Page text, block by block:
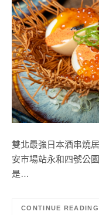
雙北最強日本酒串燒
安市場站永和四號公
是…
CONTINUE READING